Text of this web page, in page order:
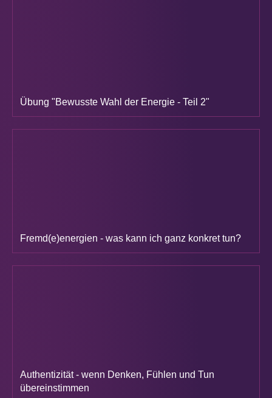
Übung "Bewusste Wahl der Energie - Teil 2"
Fremd(e)energien - was kann ich ganz konkret tun?
Authentizität - wenn Denken, Fühlen und Tun
übereinstimmen